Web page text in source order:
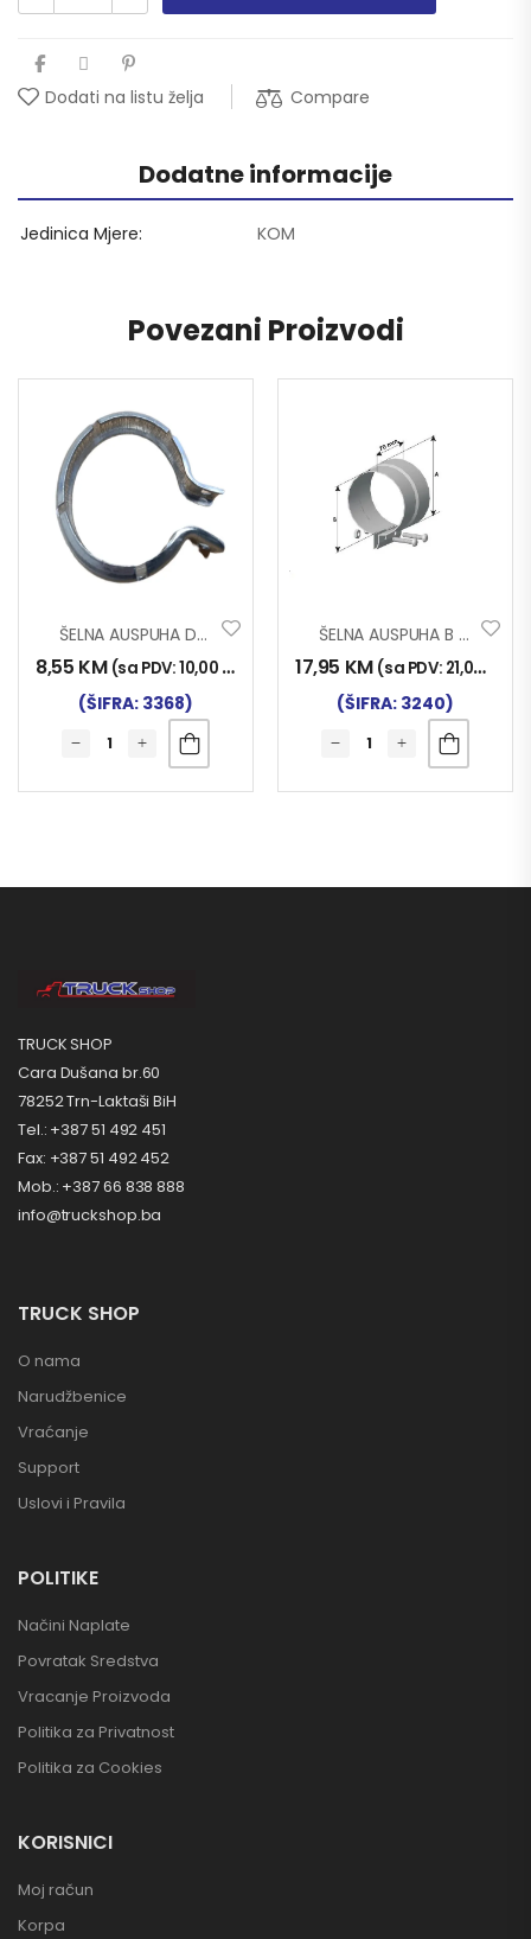
Dodati na listu želja Compare
Dodatne informacije
Jedinica Mjere KOM
Povezani Proizvodi
ŠELNA AUSPUHA D80
8,55 KM (sa PDV:10,00 KM
(ŠIFRA: 3368)
ŠELNA AUSPUHA B 120
17,95 KM (sa PDV: 21,00
(ŠIFRA: 3240)
TRUCK SHOP
Cara Dušana br.60
78252 Trn-Laktaši BiH
Tel.: +387 51 492 451
Fax: +387 51 492 452
Mob.: +387 66 838 888
info@truckshop.ba
TRUCK SHOP
O nama
Narudžbenice
Vraćanje
Support
Uslovi i Pravila
POLITIKE
Načini Naplate
Povratak Sredstva
Vracanje Proizvoda
Politika za Privatnost
Politika za Cookies
KORISNICI
Moj račun
Korpa